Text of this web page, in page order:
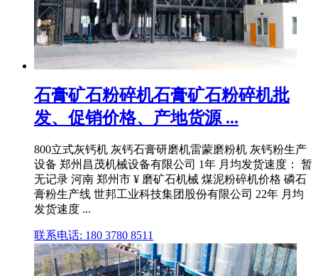
石膏矿石粉碎机石膏矿石粉碎机批
发、促销价格、产地货源 ...
800立式灰钙机 灰钙石膏研磨机雷蒙磨粉机 灰钙粉生产
设备 郑州昌茂机械设备有限公司 1年 月均发货速度： 暂
无记录 河南 郑州市 ¥ 磨矿石机械 煤泥粉碎机价格 磷石
膏粉生产线 世邦工业科技集团股份有限公司 22年 月均
发货速度 ...
联系电话: 180 3780 8511